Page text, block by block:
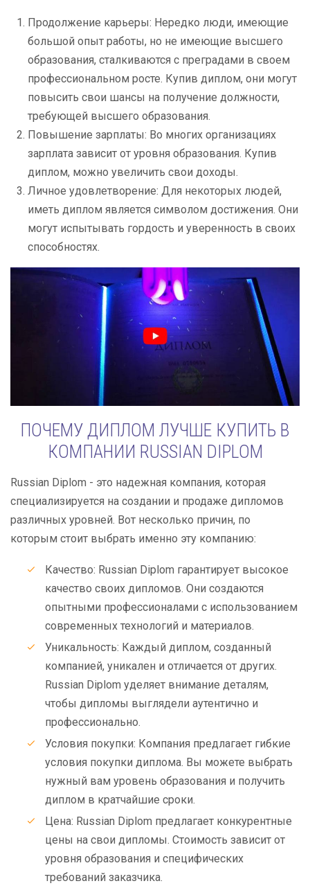
Продолжение карьеры: Нередко люди, имеющие
большой опыт работы, но не имеющие высшего
образования, сталкиваются с преградами в своем
профессиональном росте. Купив диплом, они могут
повысить свои шансы на получение должности,
требующей высшего образования.
Повышение зарплаты: Во многих организациях
зарплата зависит от уровня образования. Купив
диплом, можно увеличить свои доходы.
Личное удовлетворение: Для некоторых людей,
иметь диплом является символом достижения. Они
могут испытывать гордость и уверенность в своих
способностях.
ПОЧЕМУ ДИПЛОМ ЛУЧШЕ КУПИТЬ В
КОМПАНИИ RUSSIAN DIPLOM
Russian Diplom - это надежная компания, которая
специализируется на создании и продаже дипломов
различных уровней. Вот несколько причин, по
которым стоит выбрать именно эту компанию:
Качество: Russian Diplom гарантирует высокое
качество своих дипломов. Они создаются
опытными профессионалами с использованием
современных технологий и материалов.
Уникальность: Каждый диплом, созданный
компанией, уникален и отличается от других.
Russian Diplom уделяет внимание деталям,
чтобы дипломы выглядели аутентично и
профессионально.
Условия покупки: Компания предлагает гибкие
условия покупки диплома. Вы можете выбрать
нужный вам уровень образования и получить
диплом в кратчайшие сроки.
Цена: Russian Diplom предлагает конкурентные
цены на свои дипломы. Стоимость зависит от
уровня образования и специфических
требований заказчика.